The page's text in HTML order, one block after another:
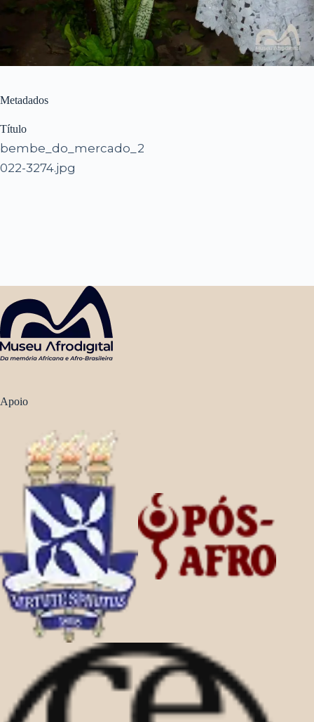
Metadados
Título
bembe_do_mercado_2
022-3274.jpg
Apoio